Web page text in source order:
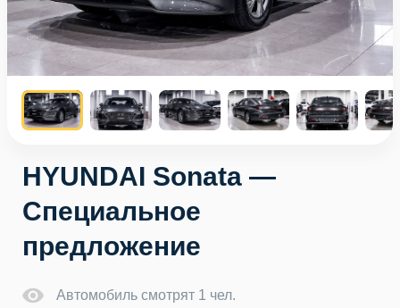
HYUNDAI Sonata —
Специальное
предложение
Автомобиль смотрят 1 чел.